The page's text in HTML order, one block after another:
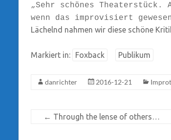
„Sehr schönes
wenn das improvisiert
Lächelnd nahmen wir diese schöne
Markiert in: Foxback Publikum
danrichter 2016-12-21
← Through the lense of others…